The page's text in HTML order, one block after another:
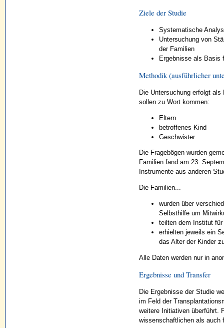
Ziele der Studie
Systematische
Untersuchung von
der Familien
Ergebnisse als Basis
Methodik (ausführlicher
Die Untersuchung erfolgt
sollen zu Wort kommen:
Eltern
betroffenes Kind
Geschwister
Die Fragebögen wurden
Familien fand am 23.
Instrumente aus anderen
Die Familien...
wurden über
Selbsthilfe um
teilten dem Institut
erhielten jeweils ein
das Alter der Kinder
Alle Daten werden nur in
Ergebnisse und Transfer
Die Ergebnisse der Studie
im Feld der
weitere Initiativen überführt.
wissenschaftlichen als auch